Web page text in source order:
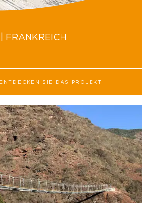
| FRANKREICH
ENTDECKEN SIE DAS PROJEKT